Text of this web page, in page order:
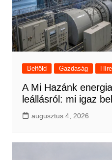
Belföld Gazdaság
A Mi Hazánk
leállásról: mi igaz
augusztus 4, 2026